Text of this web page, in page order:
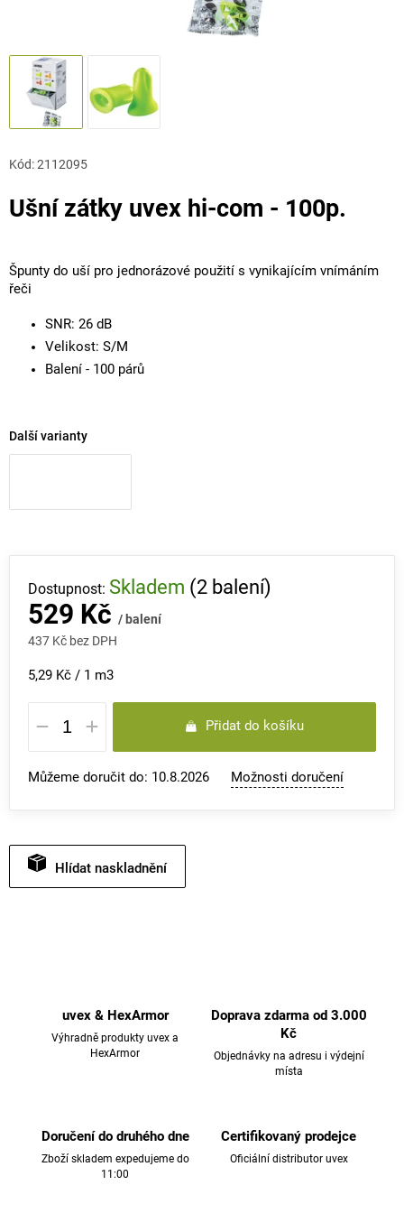
Ušní zátky uvex hi-com - 100p.
Kód:2112095
Špunty do uší pro jednorázové použití s vynikajícím vnímáním
řeči
SNR: 26 dB
Velikost: S/M
Balení - 100 párů
Další varianty
529 Kč / balení
437 Kč bez DPH
Měrná
cena:
5,29 Kč / 1 m3
Skladem (2 balení)
Přidat do košíku
Můžeme doručit do: 10.8.2026 Možnosti doručení
Hlídat
uvex & HexArmor
Výhradně produkty uvex a
HexArmor
Doprava zdarma od 3.000
Kč
Objednávky na adresu i výdejní
místa
Doručení do druhého dne
Zboží skladem expedujeme do
11:00
Certifikovaný prodejce
Oficiální distributor uvex